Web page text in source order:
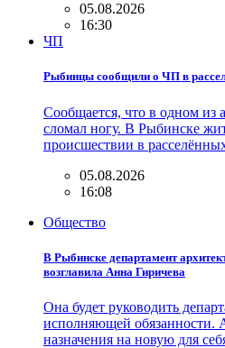
05.08.2026
16:30
ЧП
Рыбинцы сообщили о ЧП в
Сообщается, что в одном
сломал ногу. В Рыбинске
происшествии в
05.08.2026
16:08
Общество
В Рыбинске департамент
возглавила Анна Гиричева
Она будет руководить
исполняющей обязанности.
назначения на новую для